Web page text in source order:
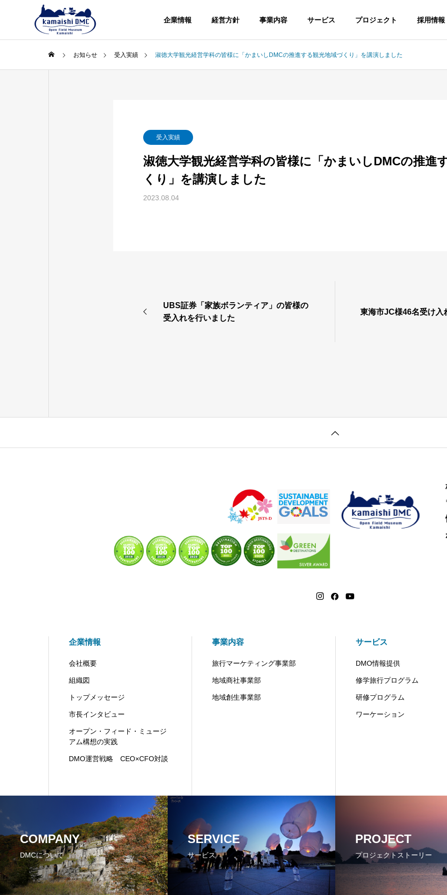
企業情報 経営方針 事業内容 サービス プロジェクト 採用情報
お知らせ 受入実績 淑徳大学観光経営学科の皆様に「かまいしDMCの推進する観光地域づくり」を講演しました
受入実績
淑徳大学観光経営学科の皆様に「かまいしDMCの推進
くり」を講演しました
2023.08.04
UBS証券「家族ボランティア」の皆様の
受入れを行いました
東海市JC様46名受け入
企業情報
会社概要
組織図
トップメッセージ
市長インタビュー
オープン・フィード・ミュージ
アム構想の実践
DMO運営戦略 CEO×CFO対談
事業内容
旅行マーケティング事業部
地域商社事業部
地域創生事業部
サービス
DMO情報提供
修学旅行プログラム
研修プログラム
ワーケーション
COMPANY
DMCについて
SERVICE
サービス
PROJECT
プロジェクトストーリー